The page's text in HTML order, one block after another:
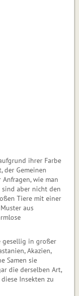
ihrer Farbe
der Gemeinen
Anfragen, wie man
sind aber nicht den
Tiere mit einer
aus
gesellig in großer
Akazien,
Samen sie
die derselben Art,
Insekten zu